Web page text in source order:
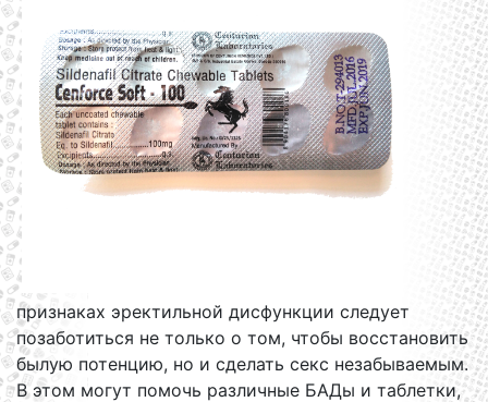
признаках эректильной дисфункции следует
позаботиться не только о том, чтобы восстановить
былую потенцию, но и сделать секс незабываемым.
В этом могут помочь различные БАДы и таблетки,